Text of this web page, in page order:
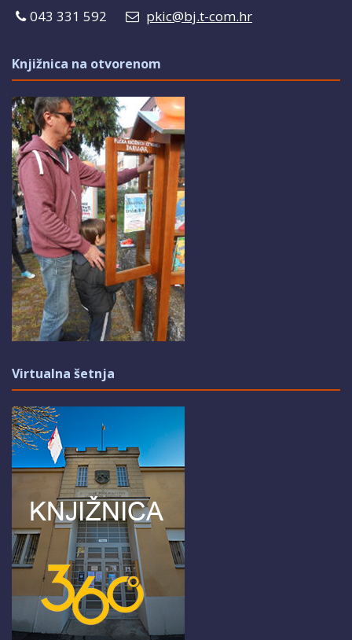
043 331 592
pkic@bj.t-com.hr
Knjižnica na otvorenom
Virtualna šetnja